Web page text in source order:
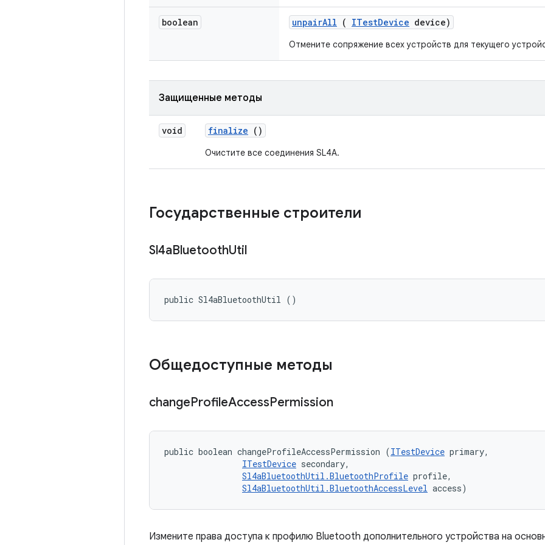
boolean unpairAll ( ITestDevice device)
Отмените сопряжение всех устройств для текущего
Защищенные методы
void finalize ()
Очистите все соединения SL4A.
Государственные строители
Sl4aBluetoothUtil
public Sl4aBluetoothUtil ()
Общедоступные методы
changeProfileAccessPermission
public boolean changeProfileAccessPermission (ITestDevice primary,
ITestDevice secondary,
Sl4aBluetoothUtil.BluetoothProfile profile,
Sl4aBluetoothUtil.BluetoothAccessLevel access)
Измените права доступа к профилю Bluetooth дополнительного устройства на